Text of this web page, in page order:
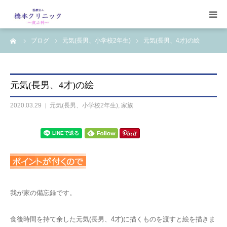
ブログ 元気(長男、小学校2年生) 元気(長男、4才)の絵
元気(長男、4才)の絵
2020.03.29 元気(長男、小学校2年生), 家族
我が家の備忘録です。
食後時間を持て余した元気(長男、4才)に描くものを渡すと絵を描きま
受診案内
治療案内
【コラム】
ワクチン一覧